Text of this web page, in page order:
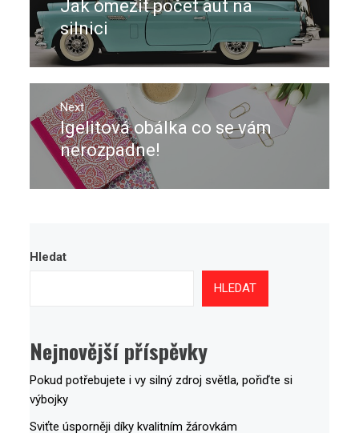
příspěvek
Previous
post:
Jak omezit počet aut na
silnici
Next
Next
post:
Igelitová obálka co se vám
nerozpadne!
Hledat
HLEDAT
Nejnovější příspěvky
Pokud potřebujete i vy silný zdroj světla, pořiďte si
výbojky
Sviťte úsporněji díky kvalitním žárovkám